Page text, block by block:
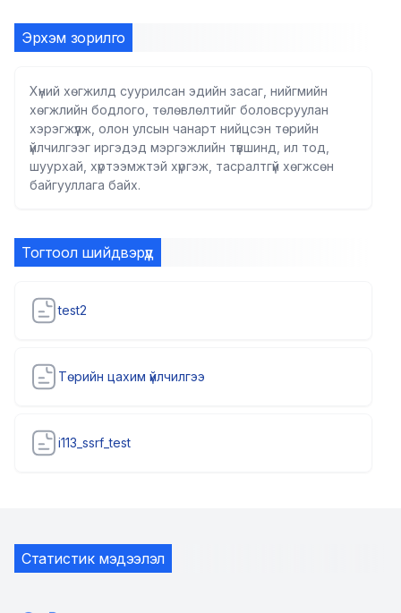
Эрхэм зорилго
Хүний хөгжилд суурилсан эдийн засаг, нийгмийн
хөгжлийн бодлого, төлөвлөлтийг боловсруулан
хэрэгжүүлж, олон улсын чанарт нийцсэн төрийн
үйлчилгээг иргэдэд мэргэжлийн түвшинд, ил тод,
шуурхай, хүртээмжтэй хүргэж, тасралтгүй хөгжсөн
байгууллага байх.
Тогтоол шийдвэрүүд
test2
Төрийн цахим үйлчилгээ
i113_ssrf_test
Статистик мэдээлэл